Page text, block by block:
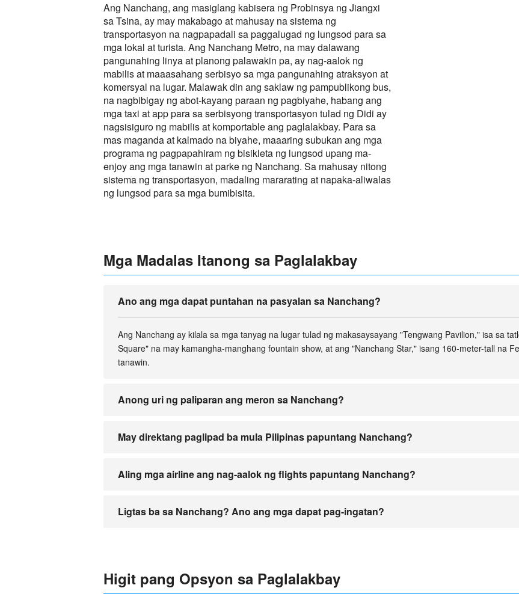
Ang Nanchang, ang masiglang kabisera ng Probinsya ng Jiangxi
sa Tsina, ay may makabago at mahusay na sistema ng
transportasyon na nagpapadali sa paggalugad ng lungsod para sa
mga lokal at turista. Ang Nanchang Metro, na may dalawang
pangunahing linya at planong palawakin pa, ay nag-aalok ng
mabilis at maaasahang serbisyo sa mga pangunahing atraksyon at
komersyal na lugar. Malawak din ang saklaw ng pampublikong bus,
na nagbibigay ng abot-kayang paraan ng pagbiyahe, habang ang
mga taxi at app para sa serbisyong transportasyon tulad ng Didi ay
nagsisiguro ng mabilis at komportable ang paglalakbay. Para sa
mas maganda at kalmado na biyahe, maaaring subukan ang mga
programa ng pagpapahiram ng bisikleta ng lungsod upang ma-
enjoy ang mga tanawin at parke ng Nanchang. Sa mahusay nitong
sistema ng transportasyon, madaling mararating at napaka-aliwalas
ng lungsod para sa mga bumibisita.
Mga Madalas Itanong sa Paglalakbay
Ano ang mga dapat puntahan na pasyalan sa Nanchang?
Ang Nanchang ay kilala sa mga tanyag na lugar tulad ng makasaysayang "Tengwang Pavilion," isa sa
Square" na may kamangha-manghang fountain show, at ang "Nanchang Star," isang 160-meter-tall na
tanawin.
Anong uri ng paliparan ang meron sa Nanchang?
Ang lungsod ay pinaglilingkuran ng "Nanchang Changbei International Airport" na nag-aalok ng malawak
flights.
May direktang paglipad ba mula Pilipinas papuntang Nanchang?
Walang direktang paglipad mula Pilipinas papuntang Nanchang.
Aling mga airline ang nag-aalok ng flights papuntang Nanchang?
Bukod sa mga pangunahing airline ng Tsina, nag-aalok din ng flights ang Italy’s Neos at ilang airline mula
Ligtas ba sa Nanchang? Ano ang mga dapat pag-ingatan?
Higit pang Opsyon sa Paglalakbay